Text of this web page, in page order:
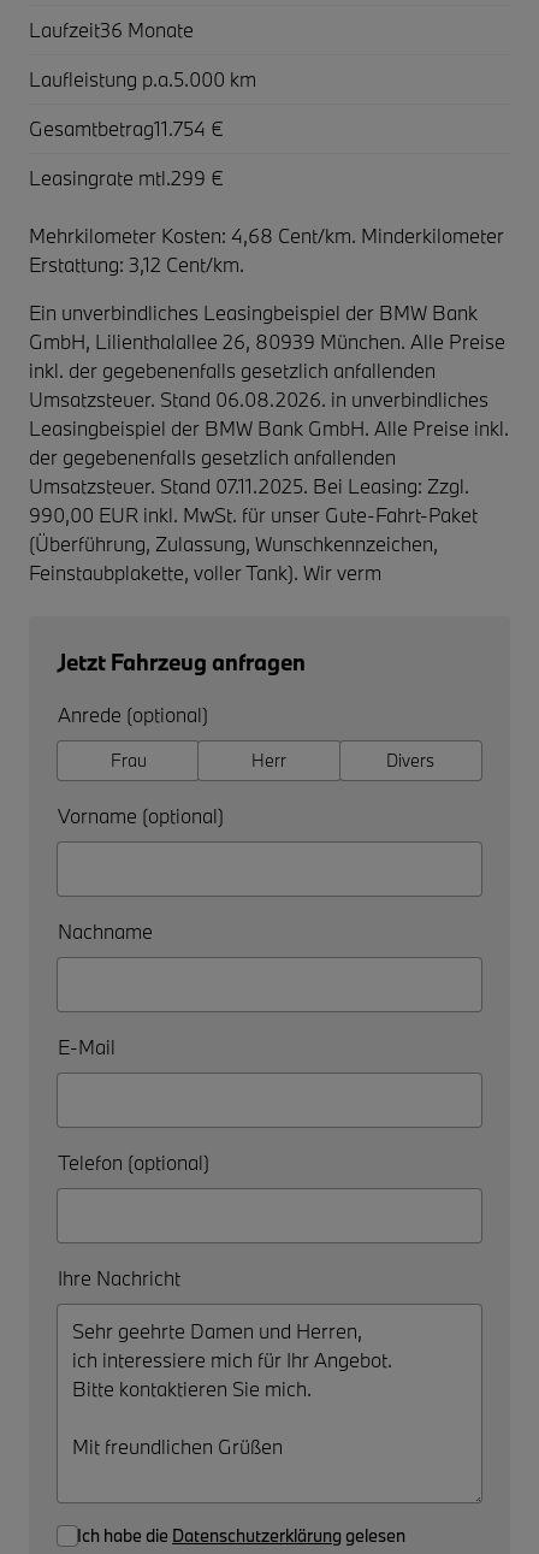
Laufzeit36 Monate
Laufleistung p.a.5.000 km
Gesamtbetrag11.754 €
Leasingrate mtl.299 €
Mehrkilometer Kosten: 4,68 Cent/km. Minderkilometer
Erstattung: 3,12 Cent/km.
Ein unverbindliches Leasingbeispiel der BMW Bank
GmbH, Lilienthalallee 26, 80939 München. Alle Preise
inkl. der gegebenenfalls gesetzlich anfallenden
Umsatzsteuer. Stand 06.08.2026. in unverbindliches
Leasingbeispiel der BMW Bank GmbH. Alle Preise inkl.
der gegebenenfalls gesetzlich anfallenden
Umsatzsteuer. Stand 07.11.2025. Bei Leasing: Zzgl.
990,00 EUR inkl. MwSt. für unser Gute-Fahrt-Paket
(Überführung, Zulassung, Wunschkennzeichen,
Feinstaubplakette, voller Tank). Wir verm
Jetzt Fahrzeug anfragen
Anrede (optional)
Frau Herr Divers
Vorname (optional)
Nachname
E-Mail
Telefon (optional)
Ihre Nachricht
Ich habe die Datenschutzerklärung gelesen